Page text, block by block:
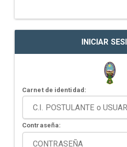
INICIAR
Carnet de identidad:
Contraseña: